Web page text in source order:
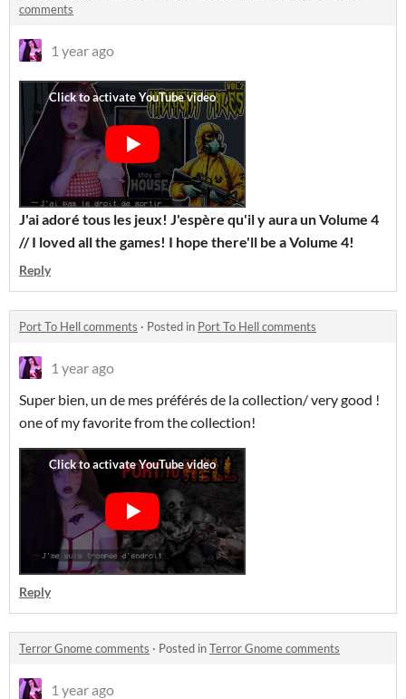
comments
1 year ago
J'ai adoré tous les jeux! J'espère qu'il y aura un Volume 4
// I loved all the games! I hope there'll be a Volume 4!
Reply
Port To Hell comments · Posted in Port To Hell comments
1 year ago
Super bien, un de mes préférés de la collection/ very good !
one of my favorite from the collection!
Reply
Terror Gnome comments · Posted inTerror Gnome comments
1 year ago